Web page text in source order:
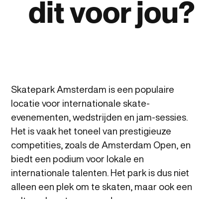
ditvoorjou?
Skatepark Amsterdam is een populaire
locatie voor internationale skate-
evenementen, wedstrijden en jam-sessies.
Het is vaak het toneel van prestigieuze
competities, zoals de Amsterdam Open, en
biedt een podium voor lokale en
internationale talenten. Het park is dus niet
alleen een plek om te skaten, maar ook een